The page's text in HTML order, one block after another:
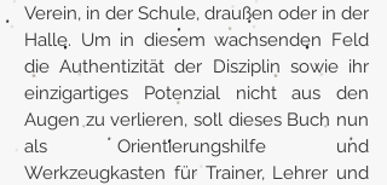
Verein, in der Schule, draußen oder in der
Halle. Um in diesem wachsenden Feld
die Authentizität der Disziplin sowie ihr
einzigartiges Potenzial nicht aus den
Augen zu verlieren, soll dieses Buch nun
als Orientierungshilfe und
Werkzeugkasten für Trainer, Lehrer und